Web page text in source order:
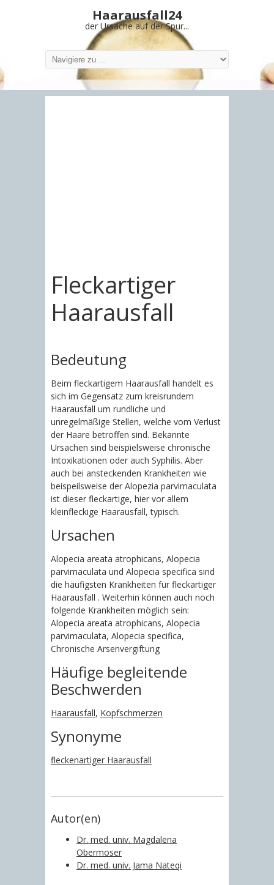
Haarausfall24
der Ursache auf der Spur...
Fleckartiger
Haarausfall
Bedeutung
Beim fleckartigem Haarausfall handelt es
sich im Gegensatz zum kreisrundem
Haarausfall um rundliche und
unregelmäßige Stellen, welche vom Verlust
der Haare betroffen sind. Bekannte
Ursachen sind beispielsweise chronische
Intoxikationen oder auch Syphilis. Aber
auch bei ansteckenden Krankheiten wie
beispeilsweise der Alopezia parvimaculata
ist dieser fleckartige, hier vor allem
kleinfleckige Haarausfall, typisch.
Ursachen
Alopecia areata atrophicans, Alopecia
parvimaculata und Alopecia specifica sind
die häufigsten Krankheiten für fleckartiger
Haarausfall . Weiterhin können auch noch
folgende Krankheiten möglich sein:
Alopecia areata atrophicans, Alopecia
parvimaculata, Alopecia specifica,
Chronische Arsenvergiftung
Häufige begleitende
Beschwerden
Haarausfall, Kopfschmerzen
Synonyme
fleckenartiger Haarausfall
Autor(en)
Dr. med. univ. Magdalena
Obermoser
Dr. med. univ. Jama Nateqi